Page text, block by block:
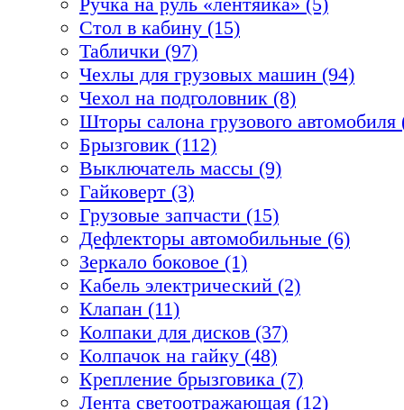
Стол в кабину (15)
Таблички (97)
Чехлы для грузовых машин (94)
Чехол на подголовник (8)
Шторы салона грузового автомобиля
Брызговик (112)
Выключатель массы (9)
Гайковерт (3)
Грузовые запчасти (15)
Дефлекторы автомобильные (6)
Зеркало боковое (1)
Кабель электрический (2)
Клапан (11)
Колпаки для дисков (37)
Колпачок на гайку (48)
Крепление брызговика (7)
Лента светоотражающая (12)